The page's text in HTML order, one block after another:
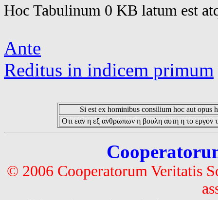
Hoc Tabulinum 0 KB latum est
Ante
Reditus in indicem primum
Si est ex hominibus consilium hoc aut opus
Οτι εαν η εξ ανθρωπων η βουλη αυτη η το εργον
© 2006 Cooperatorum Veritatis